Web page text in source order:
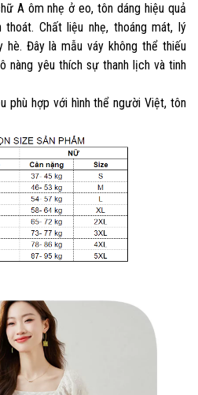
A ôm nhẹ ở eo, tôn dáng hiệu quả
Chất liệu nhẹ, thoáng mát, lý
hè. Đây là mẫu váy không thể thiếu
nàng yêu thích sự thanh lịch và tinh
phù hợp với hình thể người Việt, tôn